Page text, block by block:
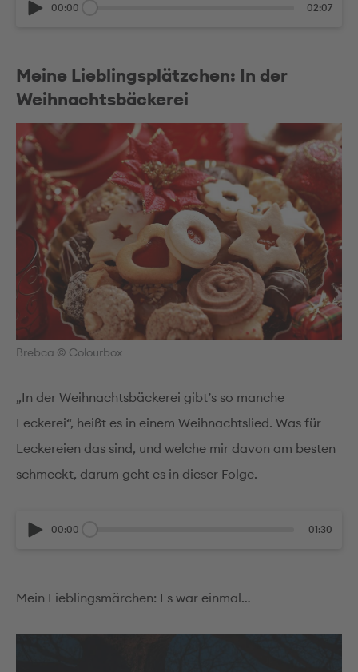
00:00 02:07
Meine Lieblingsplätzchen: In der
Weihnachtsbäckerei
Brebca © Colourbox
„In der Weihnachtsbäckerei gibt’s so manche
Leckerei“, heißt es in einem Weihnachtslied. Was für
Leckereien das sind, und welche mir davon am besten
schmeckt, darum geht es in dieser Folge.
00:00 01:30
Mein Lieblingsmärchen: Es war einmal…